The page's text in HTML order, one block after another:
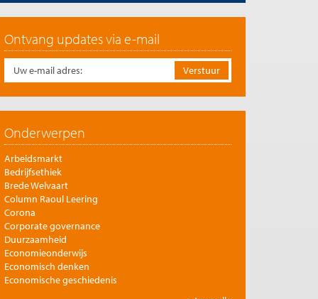
Ontvang updates via e-mail
Onderwerpen
Arbeidsmarkt
Bedrijfsethiek
Brede Welvaart
Column Raoul Leering
Corona
Corporate governance
Duurzaamheid
Economieonderwijs
Economisch denken
Economische geschiedenis